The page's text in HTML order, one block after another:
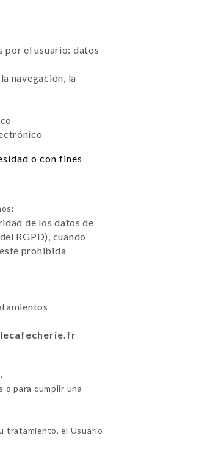
por el usuario: datos
navegación, la
o con fines
de los datos de
RGPD), cuando
prohibida
o para cumplir una
tratamiento, el Usuario